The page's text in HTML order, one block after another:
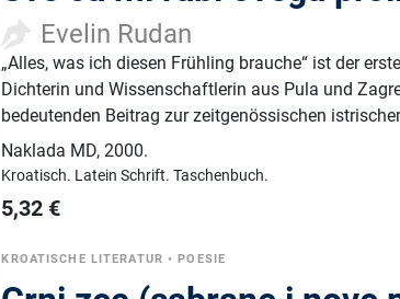
Evelin Rudan
„Alles, was ich diesen Frühling brauche“ ist der
Dichterin und Wissenschaftlerin aus Pula und
bedeutenden Beitrag zur zeitgenössischen
Naklada MD,2000.
Kroatisch. Latein Schrift.Taschenbuch.
5,32 €
KROATISCHE LITERATUR •POESIE